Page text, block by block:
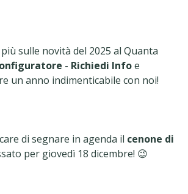
sulle novità del 2025 al Quanta
- Richiedi Infoe
un anno indimenticabile con noi!
di segnare in agenda il cenone di
per giovedì 18 dicembre! 😉